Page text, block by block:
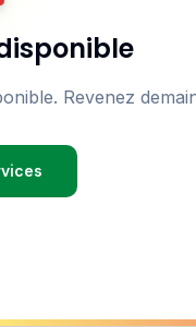
Revenez